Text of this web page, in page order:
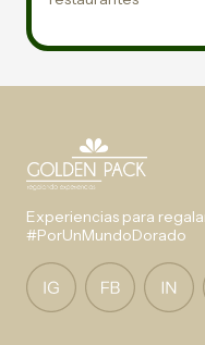
Experiencias para
#PorUnMundoDorado